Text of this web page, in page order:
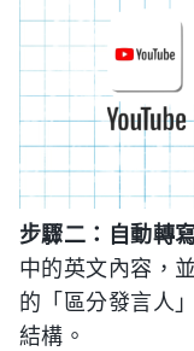
步驟二：自動轉
中的英文內容，
的「區分發言人
結構。